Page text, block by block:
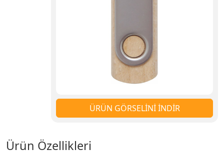
ÜRÜN GÖRSELİNİ İNDİR
Ürün Özellikleri